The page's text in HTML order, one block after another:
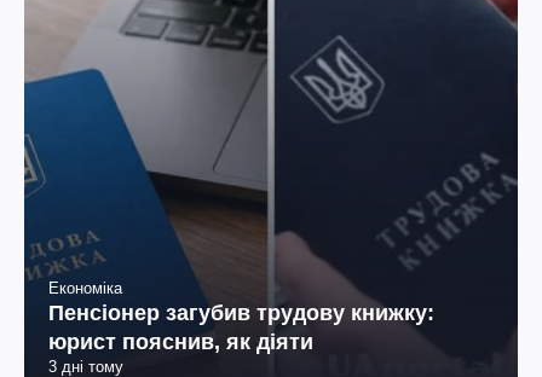
Економіка
Пенсіонер загубив трудову книжку:
юрист пояснив, як діяти
3 дні тому